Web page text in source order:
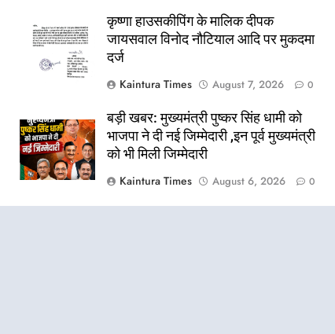
कृष्णा हाउसकीपिंग के मालिक दीपक
जायसवाल विनोद नौटियाल आदि पर मुकदमा
दर्ज
Kaintura Times
August 7, 2026 0
बड़ी खबर: मुख्यमंत्री पुष्कर सिंह धामी को
भाजपा ने दी नई जिम्मेदारी ,इन पूर्व मुख्यमंत्री
को भी मिली जिम्मेदारी
Kaintura Times
August 6, 2026 0